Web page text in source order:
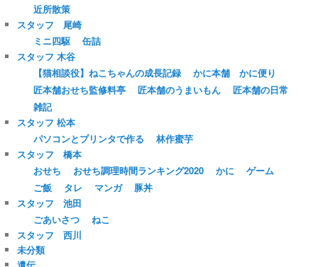
近所散策
スタッフ 尾崎
ミニ四駆
缶詰
スタッフ 木谷
【猫相談役】ねこちゃんの成長記録
かに本舗 かに便り
匠本舗おせち監修料亭
匠本舗のうまいもん
匠本舗の日常
雑記
スタッフ 松本
パソコンとプリンタで作る
林作蜜芋
スタッフ 橋本
おせち
おせち調理時間ランキング2020 かに
ゲーム
ご飯
タレ マンガ
豚丼
スタッフ 池田
ごあいさつ
ねこ
スタッフ 西川
未分類
遺伝